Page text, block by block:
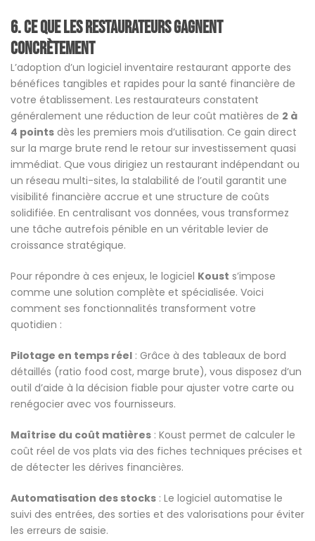
6.Ce que les restaurateurs gagnent
concrètement
L’adoption d’un logiciel inventaire restaurant apporte des
bénéfices tangibles et rapides pour la santé financière de
votre établissement. Les restaurateurs constatent
généralement une réduction de leur coût matières de 2 à
4 points dès les premiers mois d’utilisation. Ce gain direct
sur la marge brute rend le retour sur investissement quasi
immédiat. Que vous dirigiez un restaurant indépendant ou
un réseau multi-sites, la stalabilité de l’outil garantit une
visibilité financière accrue et une structure de coûts
solidifiée. En centralisant vos données, vous transformez
une tâche autrefois pénible en un véritable levier de
croissance stratégique.
Pour répondre à ces enjeux, le logiciel Koust s’impose
comme une solution complète et spécialisée. Voici
comment ses fonctionnalités transforment votre
quotidien :
Pilotage en temps réel : Grâce à des tableaux de bord
détaillés (ratio food cost, marge brute), vous disposez d’un
outil d’aide à la décision fiable pour ajuster votre carte ou
renégocier avec vos fournisseurs.
Maîtrise du coût matières : Koust permet de calculer le
coût réel de vos plats via des fiches techniques précises et
de détecter les dérives financières.
Automatisation des stocks : Le logiciel automatise le
suivi des entrées, des sorties et des valorisations pour éviter
les erreurs de saisie.